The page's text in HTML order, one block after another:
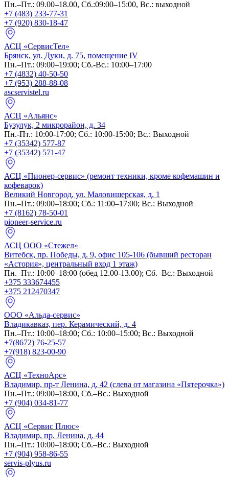
Пн.–Пт.: 09.00–18.00, Сб.:09:00–15:00, Вс.: выходной
+7 (483) 233-77-31
+7 (920) 830-18-47
АСЦ «СервисТел»
Брянск, ул. Дуки, д. 75, помещение IV
Пн.–Пт.: 09:00–19:00; Сб.-Вс.: 10:00–17:00
+7 (4832) 40-50-50
+7 (953) 288-88-08
ascservistel.ru
АСЦ «Альянс»
Бузулук, 2 микрорайон, д. 34
Пн.-Пт.: 10:00-17:00; Сб.: 10:00-15:00; Вс.: Выходной
+7 (35342) 577-87
+7 (35342) 571-47
АСЦ «Пионер-сервис» (ремонт техники, кроме кофемашин и
кофеварок)
Великий Новгород, ул. Маловишерская, д. 1
Пн.–Пт.: 09:00–18:00; Сб.: 11:00–17:00; Вс.: Выходной
+7 (8162) 78-50-01
pioneer-service.ru
АСЦ ООО «Стежел»
Витебск, пр. Победы, д. 9, офис 105-106 (бывший ресторан
«Астория», центральный вход 1 этаж)
Пн.–Пт.: 10:00–18:00 (обед 12.00-13.00); Сб.–Вс.: Выходной
+375 333674455
+375 212470347
ООО «Альда-сервис»
Владикавказ, пер. Керамический, д. 4
Пн.–Пт.: 10:00–18:00; Сб.: 10:00–15:00; Вс.: Выходной
+7(8672) 76-25-57
+7(918) 823-00-90
АСЦ «ТехноАрс»
Владимир, пр-т Ленина, д. 42 (слева от магазина «Пятерочка»)
Пн.–Пт.: 09:00–18:00, Сб.–Вс.: Выходной
+7 (904) 034-81-77
АСЦ «Сервис Плюс»
Владимир, пр. Ленина, д. 44
Пн.–Пт.: 10:00–18:00; Сб.–Вс.: Выходной
+7 (904) 958-86-55
servis-plyus.ru